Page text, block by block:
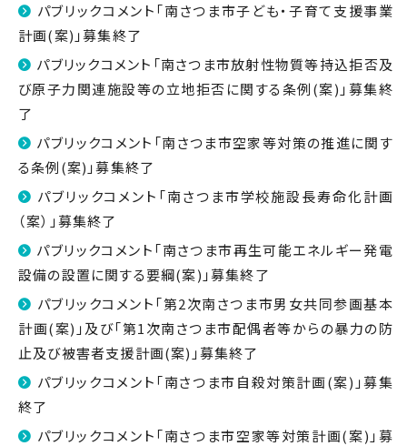
パブリックコメント「南さつま市子ども・子育て支援事業
計画(案)」募集終了
パブリックコメント「南さつま市放射性物質等持込拒否及
び原子力関連施設等の立地拒否に関する条例(案)」募集終
了
パブリックコメント「南さつま市空家等対策の推進に関す
る条例(案)」募集終了
パブリックコメント「南さつま市学校施設長寿命化計画
（案）」募集終了
パブリックコメント「南さつま市再生可能エネルギー発電
設備の設置に関する要綱(案)」募集終了
パブリックコメント「第2次南さつま市男女共同参画基本
計画(案)」及び「第1次南さつま市配偶者等からの暴力の防
止及び被害者支援計画(案)」募集終了
パブリックコメント「南さつま市自殺対策計画(案)」募集
終了
パブリックコメント「南さつま市空家等対策計画(案)」募